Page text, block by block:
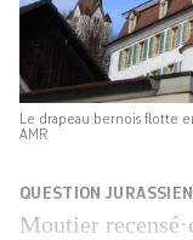
Le drapeau bernois flotte
AMR
QUESTION
Moutier